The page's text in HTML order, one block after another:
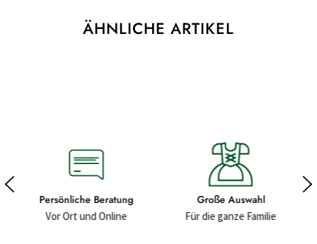
ÄHNLICHE ARTIKEL
Große Auswahl
Für die ganze Familie
Hochwertige Materialien
Für ein gutes Gefühl